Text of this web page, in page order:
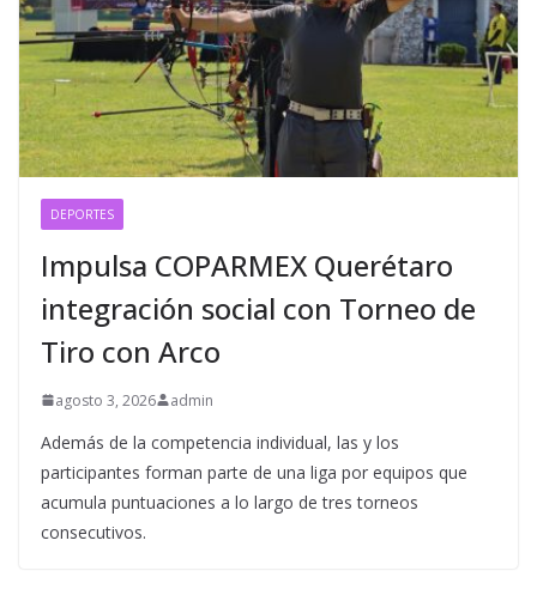
DEPORTES
Impulsa COPARMEX Querétaro
integración social con Torneo de
Tiro con Arco
agosto 3, 2026 admin
Además de la competencia individual, las y los
participantes forman parte de una liga por equipos que
acumula puntuaciones a lo largo de tres torneos
consecutivos.